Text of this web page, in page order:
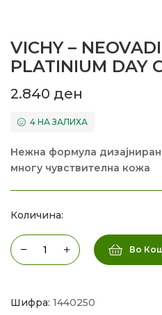
VICHY –
PLATINIUM DAY
2.840 ден
4 НА ЗАЛИХА
Нежна формула
многу чувствителна кожа
Количина:
Во
Шифра: 1440250